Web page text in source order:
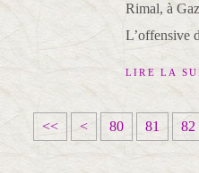
Rimal, à
L’offensive
LIRE LA
<< <
1
2
3
4
5
6
7
80 81 82